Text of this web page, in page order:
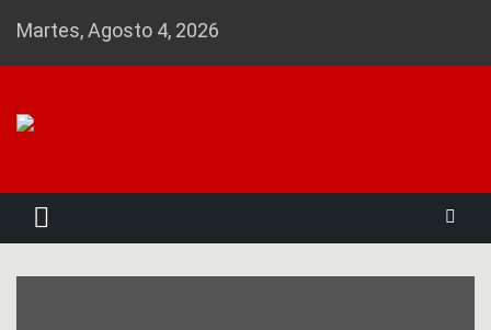
Martes, Agosto 4, 2026